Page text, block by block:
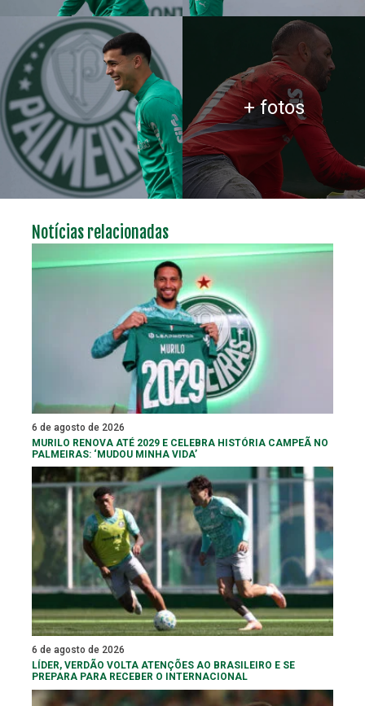
+ fotos
Notícias relacionadas
6 de agosto de 2026
MURILO RENOVA ATÉ 2029 E CELEBRA HISTÓRIA CAMPEÃ NO
PALMEIRAS: ‘MUDOU MINHA VIDA’
6 de agosto de 2026
LÍDER, VERDÃO VOLTA ATENÇÕES AO BRASILEIRO E SE
PREPARA PARA RECEBER O INTERNACIONAL